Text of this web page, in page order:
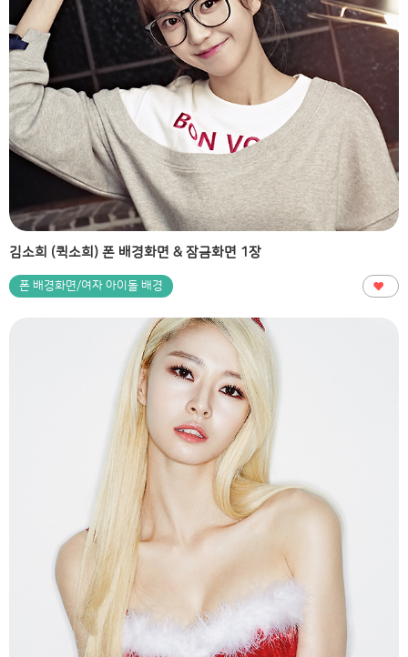
김소희 (퀵소희) 폰 배경화면 & 잠금화면 1장
폰 배경화면/여자 아이돌 배경